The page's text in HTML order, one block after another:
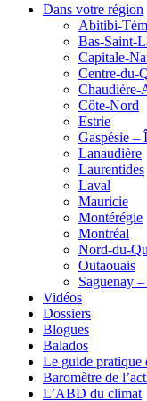
Dans votre région
Abitibi-
Bas-Saint-
Capitale-
Centre-du-
Chaudière-
Côte-Nord
Estrie
Gaspésie –
Lanaudière
Laurentides
Laval
Mauricie
Montérégie
Montréal
Nord-du-
Outaouais
Saguenay
Vidéos
Dossiers
Blogues
Balados
Le guide pratique
Baromètre de
L’ABD du climat